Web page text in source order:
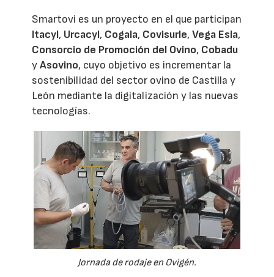
Smartovi es un proyecto en el que participan
Itacyl, Urcacyl, Cogala, Covisurle,Vega Esla,
Consorcio de Promoción del Ovino, Cobadu
yAsovino, cuyo objetivo es incrementar la
sostenibilidad del sector ovino de Castilla y
León mediante la digitalización y las nuevas
tecnologías.
Jornada de rodaje en Ovigén.